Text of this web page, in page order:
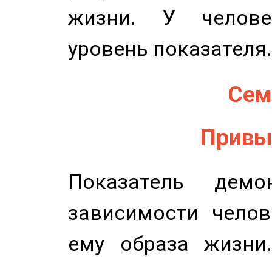
жизни. У
уровень показателя.
Показатель
зависимости
ему образа